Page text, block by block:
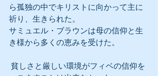
ら孤独の中でキリストに向かって主に
祈り、生きられた。
サミュエル・ブラウンは母の信仰と生
き様から多くの恵みを受けた。